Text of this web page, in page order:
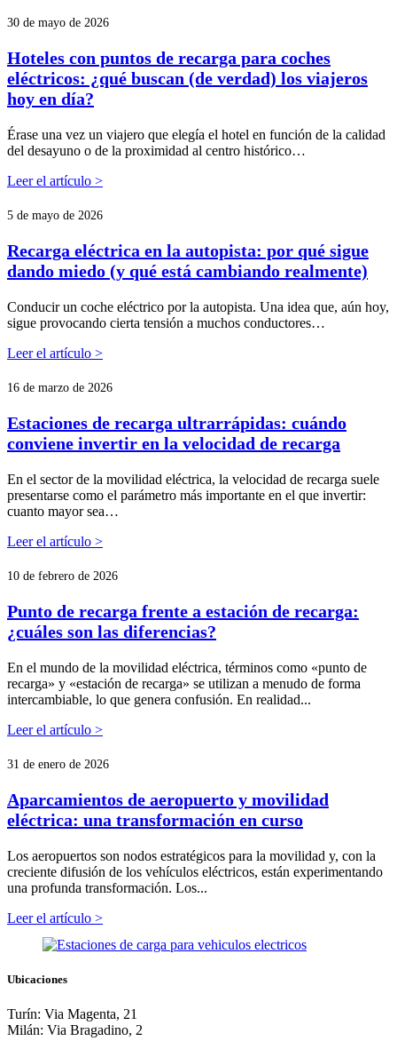
30 de mayo de 2026
Hoteles con puntos de recarga para coches
eléctricos: ¿qué buscan (de verdad) los viajeros
hoy en día?
Érase una vez un viajero que elegía el hotel en función de la calidad
del desayuno o de la proximidad al centro histórico…
Leer el artículo >
5 de mayo de 2026
Recarga eléctrica en la autopista: por qué sigue
dando miedo (y qué está cambiando realmente)
Conducir un coche eléctrico por la autopista. Una idea que, aún hoy,
sigue provocando cierta tensión a muchos conductores…
Leer el artículo >
16 de marzo de 2026
Estaciones de recarga ultrarrápidas: cuándo
conviene invertir en la velocidad de recarga
En el sector de la movilidad eléctrica, la velocidad de recarga suele
presentarse como el parámetro más importante en el que invertir:
cuanto mayor sea…
Leer el artículo >
10 de febrero de 2026
Punto de recarga frente a estación de recarga:
¿cuáles son las diferencias?
En el mundo de la movilidad eléctrica, términos como «punto de
recarga» y «estación de recarga» se utilizan a menudo de forma
intercambiable, lo que genera confusión. En realidad...
Leer el artículo >
31 de enero de 2026
Aparcamientos de aeropuerto y movilidad
eléctrica: una transformación en curso
Los aeropuertos son nodos estratégicos para la movilidad y, con la
creciente difusión de los vehículos eléctricos, están experimentando
una profunda transformación. Los...
Leer el artículo >
Ubicaciones
Turín: Via Magenta, 21
Milán: Via Bragadino, 2